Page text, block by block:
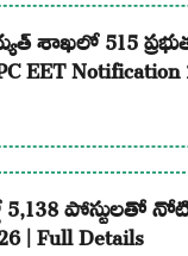
శాఖలో 515
EET Notification
పోస్టులతో
| Full Details